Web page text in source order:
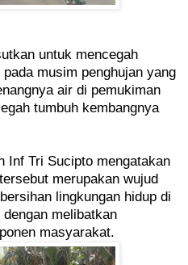
untuk mencegah
musim penghujan yang
air di pemukiman
tumbuh kembangnya
Inf Tri Sucipto mengatakan
merupakan wujud
lingkungan hidup di
melibatkan
masyarakat.